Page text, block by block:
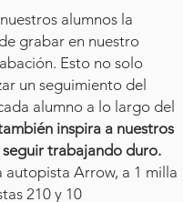
alumnos la
grabar en nuestro
Esto no solo
un seguimiento del
alumno a lo largo del
inspira a nuestros
seguir trabajando duro.
autopista Arrow, a 1 milla
210 y 10